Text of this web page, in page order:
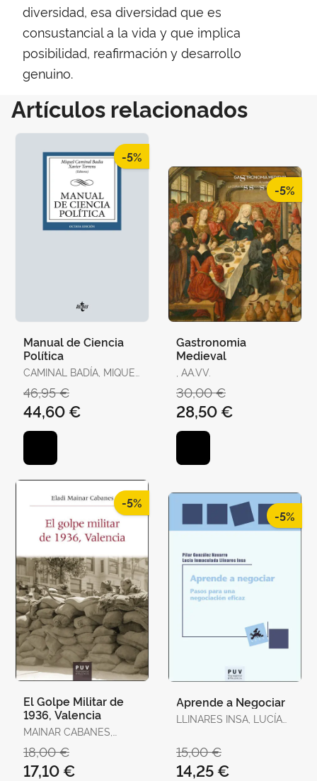
diversidad, esa diversidad que es
consustancial a la vida y que implica
posibilidad, reafirmación y desarrollo
genuino.
Artículos relacionados
-5%
Manual de Ciencia
Política
CAMINAL BADÍA, MIQUEL
AGUILERA DE PRAT,
CESÁREO / AHEDO,
IGOR / ÁLVAREZ,
GEMMA / ANTÓN, JOAN
BREITENSTEIN, SO
46,95 €
44,60 €
-5%
Gastronomia
Medieval
, AA.VV.
30,00 €
28,50 €
-5%
El Golpe Militar de
1936, Valencia
MAINAR CABANES,
18,00 €
17,10 €
-5%
Aprende a Negociar
LLINARES INSA, LUCÍA
PILAR
15,00 €
14,25 €